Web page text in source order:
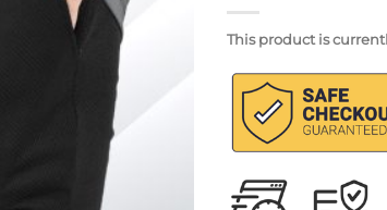
This product is